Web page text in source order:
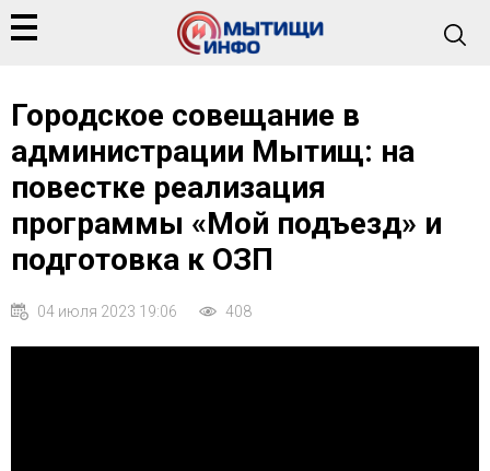
Городское совещание в
администрации Мытищ: на
повестке реализация
программы «Мой подъезд» и
подготовка к ОЗП
04 июля 2023 19:06 408